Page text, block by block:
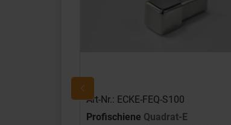
Art-Nr.: ECKE-FEQ-S100
Profischiene Quadrat-E